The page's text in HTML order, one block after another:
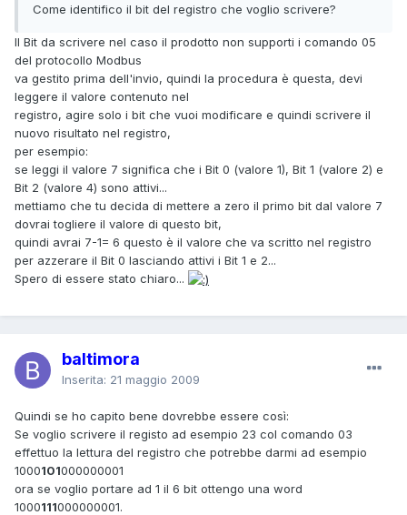
Come identifico il bit del registro che voglio scrivere?
Il Bit da scrivere nel caso il prodotto non supporti i comando 05
del protocollo Modbus
va gestito prima dell'invio, quindi la procedura è questa, devi
leggere il valore contenuto nel
registro, agire solo i bit che vuoi modificare e quindi scrivere il
nuovo risultato nel registro,
per esempio:
se leggi il valore 7 significa che i Bit 0 (valore 1), Bit 1 (valore 2) e
Bit 2 (valore 4) sono attivi...
mettiamo che tu decida di mettere a zero il primo bit dal valore 7
dovrai togliere il valore di questo bit,
quindi avrai 7-1= 6 questo è il valore che va scritto nel registro
per azzerare il Bit 0 lasciando attivi i Bit 1 e 2...
Spero di essere stato chiaro...
baltimora
Inserita: 21 maggio 2009
Quindi se ho capito bene dovrebbe essere così:
Se voglio scrivere il registo ad esempio 23 col comando 03
effettuo la lettura del registro che potrebbe darmi ad esempio
1000101000000001
ora se voglio portare ad 1 il 6 bit ottengo una word
1000111000000001.